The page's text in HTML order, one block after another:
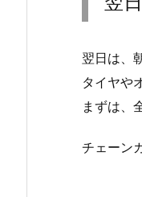
翌日は、
タイヤや
まずは、
チェーン